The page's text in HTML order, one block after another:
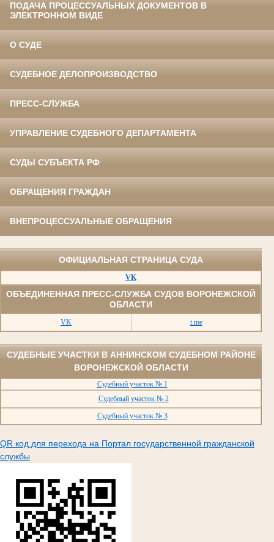
ПОДАЧА ПРОЦЕССУАЛЬНЫХ ДОКУМЕНТОВ В
ЭЛЕКТРОННОМ ВИДЕ
О СУДЕ
СУДЕБНОЕ ДЕЛОПРОИЗВОДСТВО
ПРЕСС-СЛУЖБА
УПРАВЛЕНИЕ СУДЕБНОГО ДЕПАРТАМЕНТА
СУДЫ СУБЪЕКТА РФ
ОБРАЩЕНИЯ ГРАЖДАН
ВНЕПРОЦЕССУАЛЬНЫЕ ОБРАЩЕНИЯ
ОФИЦИАЛЬНАЯ СТРАНИЦА СУДА
VK
ОБЪЕДИНЕННАЯ ПРЕСС-СЛУЖБА СУДОВ ВОРОНЕЖСКОЙ
ОБЛАСТИ
VK t.me
СУДЕБНЫЕ УЧАСТКИ В АННИНСКОМ СУДЕБНОМ РАЙОНЕ
ВОРОНЕЖСКОЙ ОБЛАСТИ
Судебный участок № 1
Судебный участок № 2
Судебный участок № 3
QR код для перехода на Портал государственной гражданской
службы